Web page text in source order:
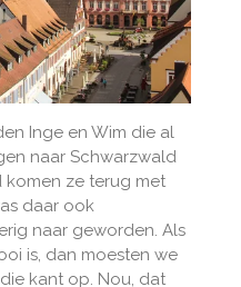
Inge en Wim die al
naar Schwarzwald
komen ze terug met
daar ook
naar geworden. Als
is, dan moesten we
kant op. Nou, dat